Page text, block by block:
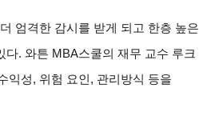
엄격한 감시를 받게 되고 한층 높은
. 와튼 MBA스쿨의 재무 교수 루크
익성, 위험 요인, 관리방식 등을